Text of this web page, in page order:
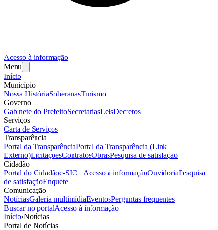
Acesso à informação
Menu
Início
Município
Nossa HistóriaSoberanasTurismo
Governo
Gabinete do PrefeitoSecretariasLeisDecretos
Serviços
Carta de Serviços
Transparência
Portal da TransparênciaPortal da Transparência (Link
Externo)LicitaçõesContratosObrasPesquisa de satisfação
Cidadão
Portal do Cidadãoe-SIC · Acesso à informaçãoOuvidoriaPesquisa
de satisfaçãoEnquete
Comunicação
NotíciasGaleria multimídiaEventosPerguntas frequentes
Buscar no portalAcesso à informação
Início›Notícias
Portal de Notícias